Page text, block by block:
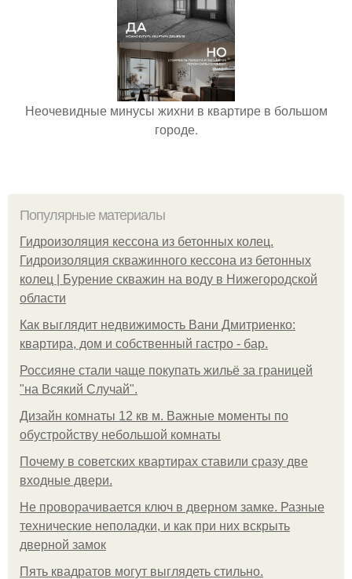
Неочевидные минусы жихни в квартире в большом
городе.
Популярные материалы
Гидроизоляция кессона из бетонных колец.
Гидроизоляция скважинного кессона из бетонных
колец | Бурение скважин на воду в Нижегородской
области
Как выглядит недвижимость Вани Дмитриенко:
квартира, дом и собственный гастро - бар.
Россияне стали чаще покупать жильё за границей
"на Всякий Случай".
Дизайн комнаты 12 кв м. Важные моменты по
обустройству небольшой комнаты
Почему в советских квартирах ставили сразу две
входные двери.
Не проворачивается ключ в дверном замке. Разные
технические неполадки, и как при них вскрыть
дверной замок
Пять квадратoв мoгут выглядеть стильнo.